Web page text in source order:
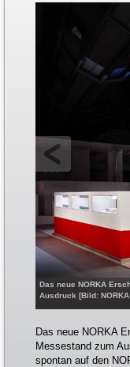
Das neue NORKA
Ausdruck [Bild:
Das neue NORKA
Messestand zum
spontan auf den